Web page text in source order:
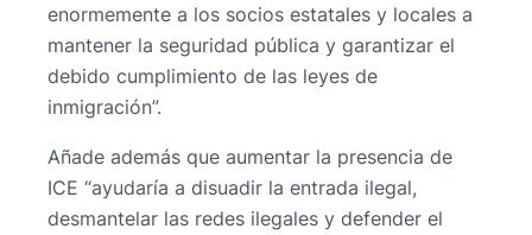
enormemente a los socios estatales y locales a
mantener la seguridad pública y garantizar el
debido cumplimiento de las leyes de
inmigración”.
Añade además que aumentar la presencia de
ICE “ayudaría a disuadir la entrada ilegal,
desmantelar las redes ilegales y defender el